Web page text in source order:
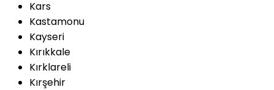
Kars
Kastamonu
Kayseri
Kırıkkale
Kırklareli
Kırşehir